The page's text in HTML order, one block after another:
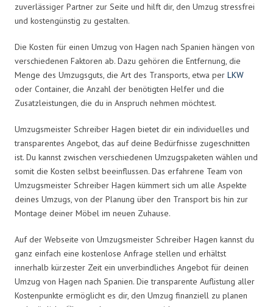
zuverlässiger Partner zur Seite und hilft dir, den Umzug stressfrei
und kostengünstig zu gestalten.
Die Kosten für einen Umzug von Hagen nach Spanien hängen von
verschiedenen Faktoren ab. Dazu gehören die Entfernung, die
Menge des Umzugsguts, die Art des Transports, etwa per LKW
oder Container, die Anzahl der benötigten Helfer und die
Zusatzleistungen, die du in Anspruch nehmen möchtest.
Umzugsmeister Schreiber Hagen bietet dir ein individuelles und
transparentes Angebot, das auf deine Bedürfnisse zugeschnitten
ist. Du kannst zwischen verschiedenen Umzugspaketen wählen und
somit die Kosten selbst beeinflussen. Das erfahrene Team von
Umzugsmeister Schreiber Hagen kümmert sich um alle Aspekte
deines Umzugs, von der Planung über den Transport bis hin zur
Montage deiner Möbel im neuen Zuhause.
Auf der Webseite von Umzugsmeister Schreiber Hagen kannst du
ganz einfach eine kostenlose Anfrage stellen und erhältst
innerhalb kürzester Zeit ein unverbindliches Angebot für deinen
Umzug von Hagen nach Spanien. Die transparente Auflistung aller
Kostenpunkte ermöglicht es dir, den Umzug finanziell zu planen